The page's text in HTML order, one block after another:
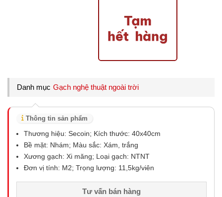
Danh mục Gạch nghệ thuật ngoài trời
Thông tin sản phẩm
Thương hiệu: Secoin; Kích thước: 40x40cm
Bề mặt: Nhám; Màu sắc: Xám, trắng
Xương gạch: Xi măng; Loại gạch: NTNT
Đơn vị tính: M2; Trọng lượng: 11,5kg/viên
Tư vấn bán hàng